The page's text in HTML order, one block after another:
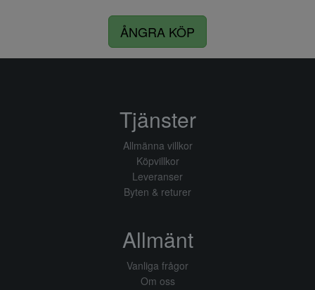
ÅNGRA KÖP
Tjänster
Allmänna villkor
Köpvillkor
Leveranser
Byten & returer
Allmänt
Vanliga frågor
Om oss